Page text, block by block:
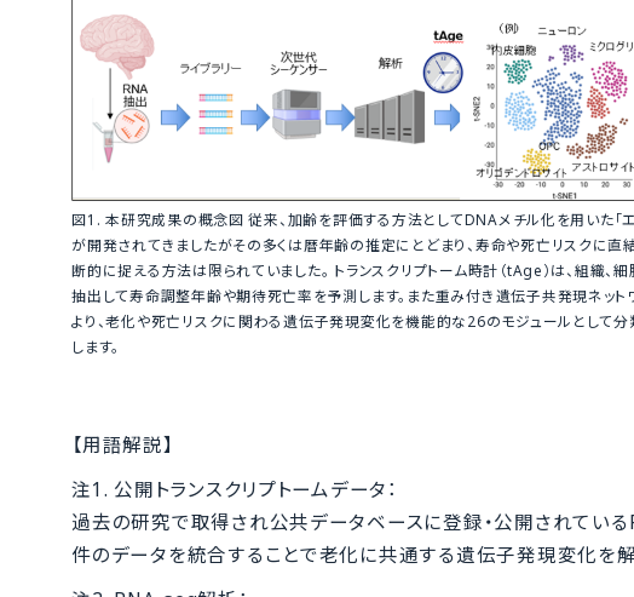
図1. 本研究成果の概念図 従来、加齢を評価する方法としてDNAメチル化を用いた「エ
が開発されてきましたがその多くは暦年齢の推定にとどまり、寿命や死亡リスクに
断的に捉える方法は限られていました。 トランスクリプトーム時計（tAge）は、組織、
抽出して寿命調整年齢や期待死亡率を予測します。また重み付き遺伝子共発現ネット
より、老化や死亡リスクに関わる遺伝子発現変化を機能的な26のモジュールとして分
します。
【用語解説】
注1. 公開トランスクリプトームデータ：
過去の研究で取得され公共データベースに登録・公開されてい
件のデータを統合することで老化に共通する遺伝子発現変化を解